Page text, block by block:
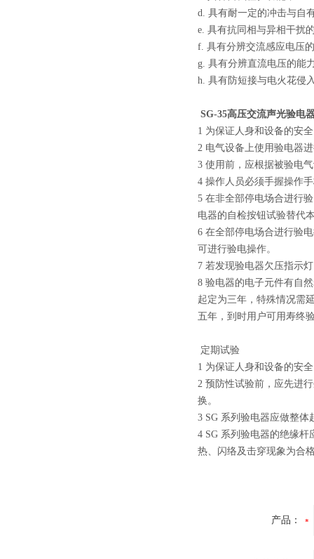
d. 具有耐一定的冲击与自
e. 具有抗同相与异相干扰
f. 具有分辨交流感应电压
g. 具有分辨直流电压的能
h. 具有防短接与电火花侵
SG-35高压交流声光验电
1 为保证人身和设备的安
2 电气设备上使用验电器
3 使用前，应根据被验电
4 操作人员必须手握操作
5 在非全部停电场合进行
电器的自检按钮试验替代
6 在全部停电场合进行验
可进行验电操作。
7 若发现验电器欠压指示
8 验电器的电子元件有自
起定为三年，特殊情况需
五年，到时用户可用寿终
定期试验
1 为保证人身和设备的安
2 预防性试验前，应先进
换。
3 SG 系列验电器应做整
4 SG 系列验电器的绝缘
热、闪络及击穿现象为合
产品：